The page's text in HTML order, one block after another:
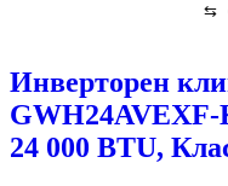
⇆
Инверторен
24 000 BTU,